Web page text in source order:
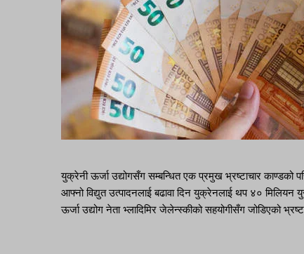
युक्रेनी ऊर्जा उद्योगसँग सम्बन्धित एक प्रमुख भ्रष्टाचार काण्डको
आफ्नो विद्युत उत्पादनलाई बढावा दिन युक्रेनलाई थप ४० मिलियन
ऊर्जा उद्योग नेता भ्लादिमिर जेलेन्स्कीको सहयोगीसँग जोडिएको